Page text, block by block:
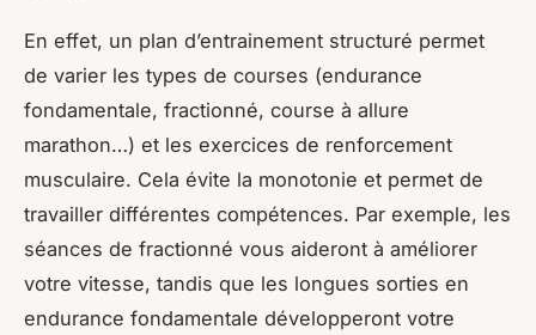
En effet, un plan d’entrainement structuré permet
de varier les types de courses (endurance
fondamentale, fractionné, course à allure
marathon…) et les exercices de renforcement
musculaire. Cela évite la monotonie et permet de
travailler différentes compétences. Par exemple, les
séances de fractionné vous aideront à améliorer
votre vitesse, tandis que les longues sorties en
endurance fondamentale développeront votre